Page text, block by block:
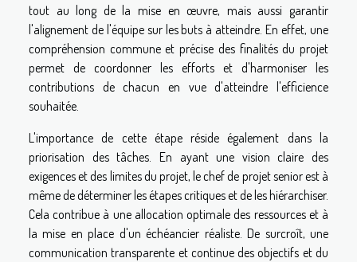
tout au long de la mise en œuvre, mais aussi garantir
l'alignement de l'équipe sur les buts à atteindre. En effet, une
compréhension commune et précise des finalités du projet
permet de coordonner les efforts et d'harmoniser les
contributions de chacun en vue d'atteindre l'efficience
souhaitée.
L'importance de cette étape réside également dans la
priorisation des tâches. En ayant une vision claire des
exigences et des limites du projet, le chef de projet senior est à
même de déterminer les étapes critiques et de les hiérarchiser.
Cela contribue à une allocation optimale des ressources et à
la mise en place d'un échéancier réaliste. De surcroît, une
communication transparente et continue des objectifs et du